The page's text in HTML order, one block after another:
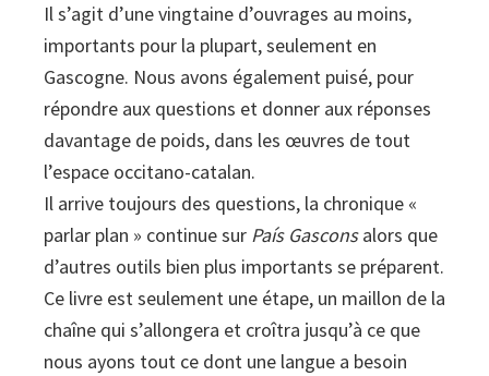
Il s’agit d’une vingtaine d’ouvrages au moins,
importants pour la plupart, seulement en
Gascogne. Nous avons également puisé, pour
répondre aux questions et donner aux réponses
davantage de poids, dans les œuvres de tout
l’espace occitano-catalan.
Il arrive toujours des questions, la chronique «
parlar plan » continue sur País Gasconsalors que
d’autres outils bien plus importants se préparent.
Ce livre est seulement une étape, un maillon de la
chaîne qui s’allongera et croîtra jusqu’à ce que
nous ayons tout ce dont une langue a besoin